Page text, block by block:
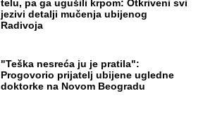
telu, pa ga ugušili krpom: Otkriveni svi
jezivi detalji mučenja ubijenog
Radivoja
"Teška nesreća ju je pratila":
Progovorio prijatelj ubijene ugledne
doktorke na Novom Beogradu